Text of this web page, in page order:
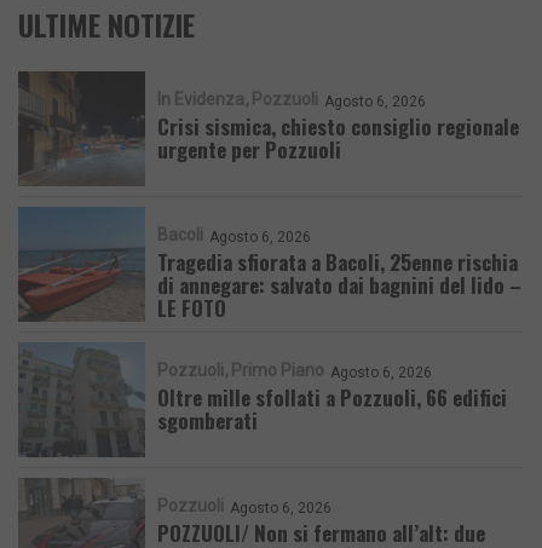
ULTIME NOTIZIE
In Evidenza Pozzuoli Agosto 6, 2026
Crisi sismica, chiesto consiglio regionale
urgente per Pozzuoli
Bacoli Agosto 6, 2026
Tragedia sfiorata a Bacoli, 25enne rischia
di annegare: salvato dai bagnini del lido –
LE FOTO
Pozzuoli Primo Piano Agosto 6, 2026
Oltre mille sfollati a Pozzuoli, 66 edifici
sgomberati
Pozzuoli Agosto 6, 2026
POZZUOLI/ Non si fermano all’alt: due